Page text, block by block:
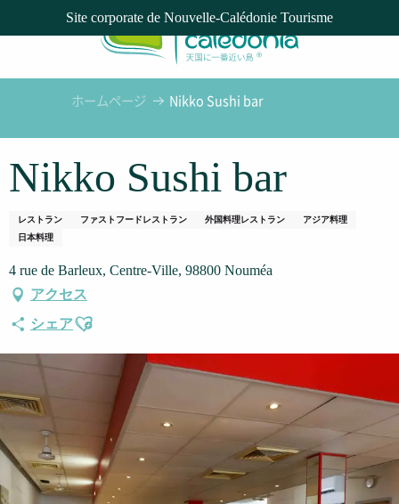
Site corporate de Nouvelle-Calédonie Tourisme
ホームページ Nikko Sushi bar
Nikko Sushi bar
レストラン ファストフードレストラン 外国料理レストラン
アジア料理
日本料理
4 rue de Barleux, Centre-Ville, 98800 Nouméa
アクセス
シェアAjouter aux favoris